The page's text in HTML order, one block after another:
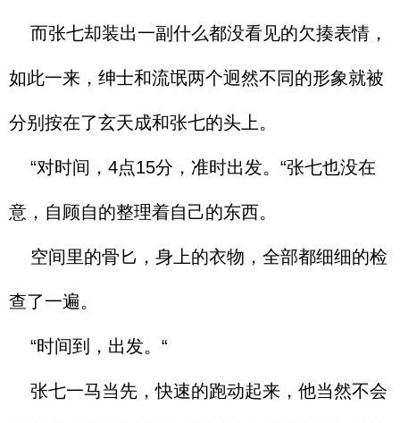
而张七却装出一副什么都没看见的欠揍表情，
如此一来，绅士和流氓两个迥然不同的形象就被
分别按在了玄天成和张七的头上。
“对时间，4点15分，准时出发。“张七也没在
意，自顾自的整理着自己的东西。
空间里的骨匕，身上的衣物，全部都细细的检
查了一遍。
“时间到，出发。“
张七一马当先，快速的跑动起来，他当然不会